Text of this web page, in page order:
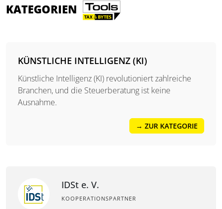
KATEGORIEN
KÜNSTLICHE INTELLIGENZ (KI)
Künstliche Intelligenz (KI) revolutioniert zahlreiche
Branchen, und die Steuerberatung ist keine
Ausnahme.
→ ZUR KATEGORIE
IDSt e. V.
KOOPERATIONSPARTNER